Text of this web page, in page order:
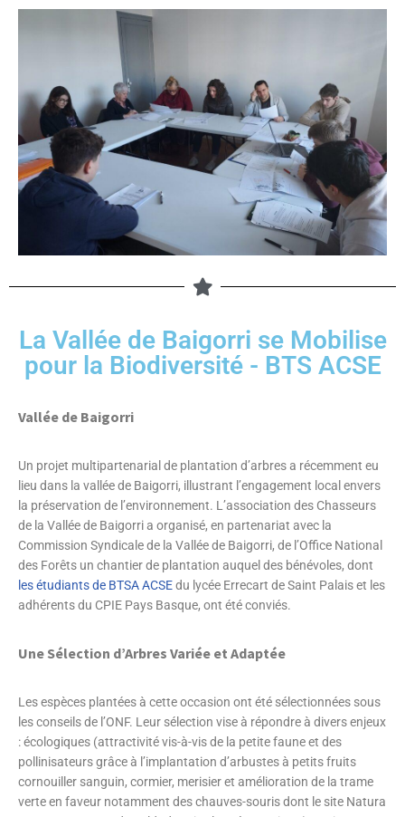
La Vallée de Baigorri se Mobilise
pour la Biodiversité - BTS ACSE
Vallée de Baigorri
Un projet multipartenarial de plantation d’arbres a récemment eu
lieu dans la vallée de Baigorri, illustrant l’engagement local envers
la préservation de l’environnement. L’association des Chasseurs
de la Vallée de Baigorri a organisé, en partenariat avec la
Commission Syndicale de la Vallée de Baigorri, de l’Office National
des Forêts un chantier de plantation auquel des bénévoles, dont
les étudiants de BTSA ACSEdu lycée Errecart de Saint Palais et les
adhérents du CPIE Pays Basque, ont été conviés.
Une Sélection d’Arbres Variée et Adaptée
Les espèces plantées à cette occasion ont été sélectionnées sous
les conseils de l’ONF. Leur sélection vise à répondre à divers enjeux
: écologiques (attractivité vis-à-vis de la petite faune et des
pollinisateurs grâce à l’implantation d’arbustes à petits fruits
cornouiller sanguin, cormier, merisier et amélioration de la trame
verte en faveur notamment des chauves-souris dont le site Natura